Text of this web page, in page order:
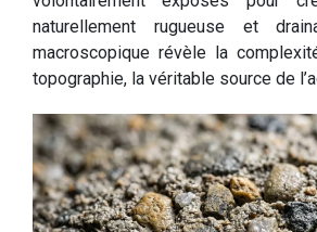
naturellement rugueuse et
macroscopique révèle la
topographie, la véritable source de